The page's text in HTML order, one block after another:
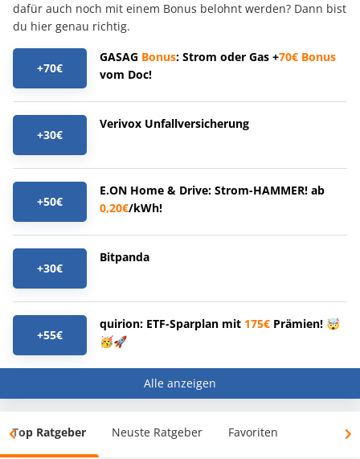
dafür auch noch mit einem Bonus belohnt werden? Dann bist
du hier genau richtig.
+70€
GASAG Bonus: Strom oder Gas +70€ Bonus
vom Doc!
+30€
Verivox Unfallversicherung
+50€
E.ON Home & Drive: Strom-HAMMER! ab
0,20€/kWh!
+30€
Bitpanda
+55€
quirion: ETF-Sparplan mit 175€ Prämien! 🤯
🥳🚀
Alle anzeigen
Top Ratgeber Neuste Ratgeber Favoriten